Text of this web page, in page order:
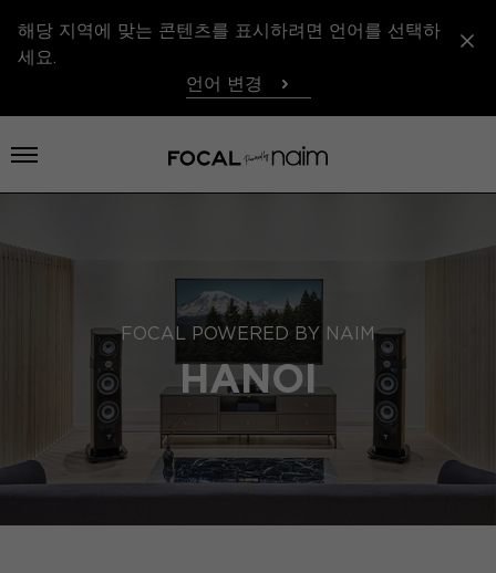
해당 지역에 맞는 콘텐츠를 표시하려면 언어를 선택하
세요.
언어 변경
메뉴 열기
FOCAL POWERED BY NAIM
HANOI